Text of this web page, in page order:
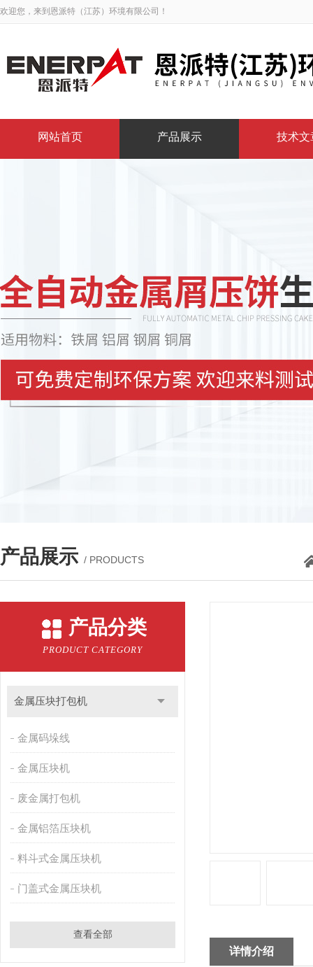
欢迎您，来到恩派特（江苏）环境有限公司！
网站首页 产品展示 技术文
产品展示 / PRODUCTS
产品分类
PRODUCT CATEGORY
金属压块打包机
金属码垛线
金属压块机
废金属打包机
金属铝箔压块机
料斗式金属压块机
门盖式金属压块机
查看全部
详情介绍